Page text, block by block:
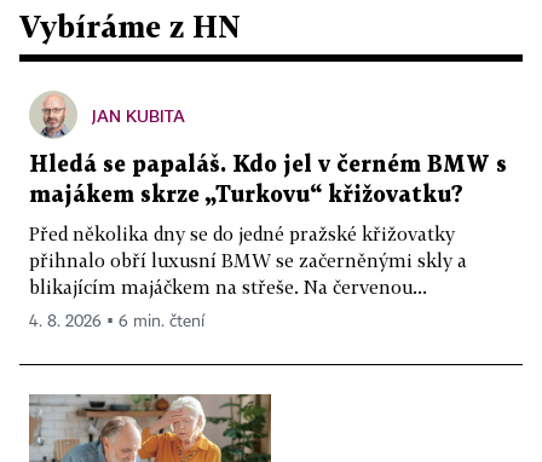
Vybíráme z HN
JAN KUBITA
Hledá se papaláš. Kdo jel v černém BMW s
majákem skrze „Turkovu“ křižovatku?
Před několika dny se do jedné pražské křižovatky
přihnalo obří luxusní BMW se začerněnými skly a
blikajícím majáčkem na střeše. Na červenou...
4. 8. 2026 ▪ 6 min. čtení